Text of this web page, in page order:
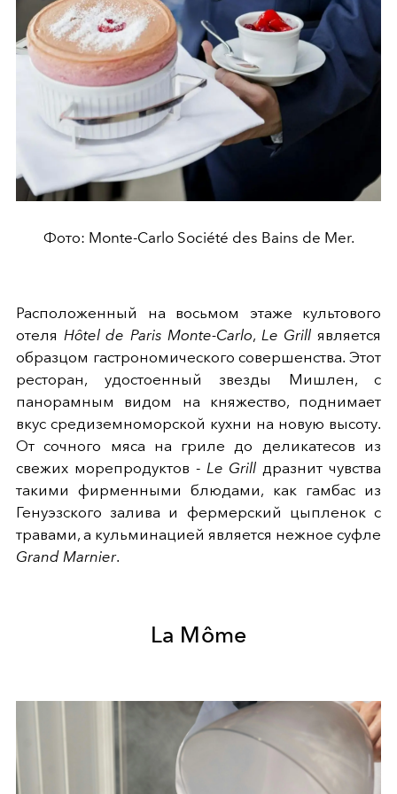
Фото: Monte-Carlo Société des Bains de Mer.
Расположенный на восьмом этаже культового
отеля Hôtel de Paris Monte-Carlo, Le Grill является
образцом гастрономического совершенства. Этот
ресторан, удостоенный звезды Мишлен, с
панорамным видом на княжество, поднимает
вкус средиземноморской кухни на новую высоту.
От сочного мяса на гриле до деликатесов из
свежих морепродуктов - Le Grill дразнит чувства
такими фирменными блюдами, как гамбас из
Генуэзского залива и фермерский цыпленок с
травами, а кульминацией является нежное суфле
Grand Marnier.
La Môme